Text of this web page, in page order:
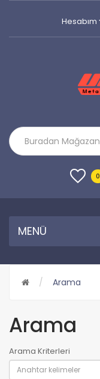
Hesabım
0
MENÜ
Arama
Arama
Arama Kriterleri